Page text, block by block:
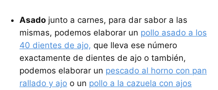
Asado junto a carnes, para dar sabor a las
mismas, podemos elaborar un pollo asado a los
40 dientes de ajo, que lleva ese número
exactamente de dientes de ajo o también,
podemos elaborar un pescado al horno con pan
rallado y ajo o un pollo a la cazuela con ajos